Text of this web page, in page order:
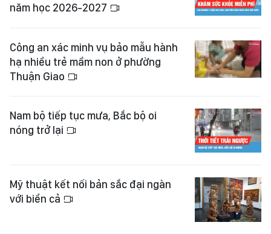
năm học 2026-2027
Công an xác minh vụ bảo mẫu hành
hạ nhiều trẻ mầm non ở phường
Thuận Giao
Nam bộ tiếp tục mưa, Bắc bộ oi
nóng trở lại
Mỹ thuật kết nối bản sắc đại ngàn
với biển cả